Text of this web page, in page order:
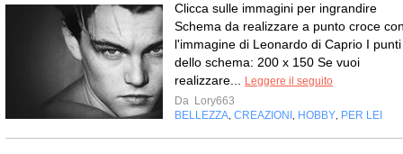
Clicca sulle immagini per ingrandire
Schema da realizzare a punto croce
l'immagine di Leonardo di Caprio I punti
dello schema: 200 x 150 Se vuoi
realizzare...
Leggere il seguito
Da Lory663
BELLEZZA CREAZIONI HOBBY PER LEI